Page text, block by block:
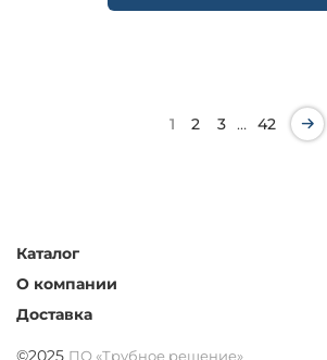
1 2 3 … 42
Каталог
О компании
Доставка
©2025 ПО «Трубное решение»